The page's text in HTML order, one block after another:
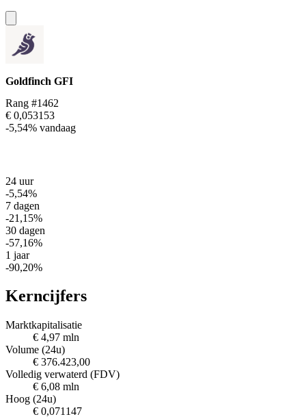
Goldfinch GFI
Rang #1462
€ 0,053153
-5,54% vandaag
24 uur
-5,54%
7 dagen
-21,15%
30 dagen
-57,16%
1 jaar
-90,20%
Kerncijfers
Marktkapitalisatie
€ 4,97 mln
Volume (24u)
€ 376.423,00
Volledig verwaterd (FDV)
€ 6,08 mln
Hoog (24u)
€ 0,071147